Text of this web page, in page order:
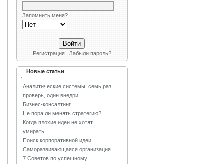
Запомнить меня?
Регистрация Забыли пароль?
Новые статьи
Аналитические системы: семь раз
проверь, один внедри
Бизнес-консалтинг
Не пора ли менять стратегию?
Когда плохие идеи не хотят
умирать
Поиск корпоративной идеи
Саморазвивающаяся организация
7 Советов по успешному